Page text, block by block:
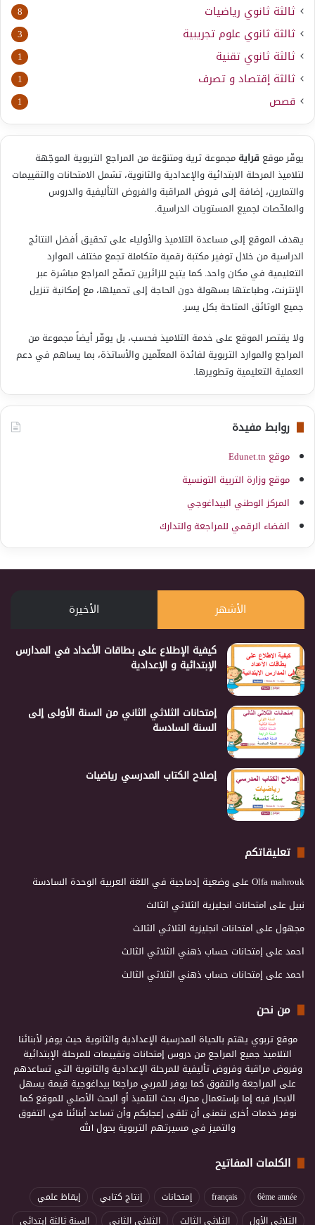
ثالثة ثانوي رياضيات 8
ثالثة ثانوي علوم تجريبية 3
ثالثة ثانوي تقنية 1
ثالثة إقتصاد و تصرف 1
قصص 1
يوفّر موقع قرايةمجموعة ثرية ومتنوّعة من المراجع التربوية الموجّهة
لتلاميذ المرحلة الابتدائية والإعدادية والثانوية، تشمل الامتحانات والتقييمات
والتمارين، إضافة إلى فروض المراقبة والفروض التأليفية والدروس
والملخّصات لجميع المستويات الدراسية.
يهدف الموقع إلى مساعدة التلاميذ والأولياء على تحقيق أفضل النتائج
الدراسية من خلال توفير مكتبة رقمية متكاملة تجمع مختلف الموارد
التعليمية في مكان واحد. كما يتيح للزائرين تصفّح المراجع مباشرة عبر
الإنترنت، وطباعتها بسهولة دون الحاجة إلى تحميلها، مع إمكانية تنزيل
جميع الوثائق المتاحة بكل يسر.
ولا يقتصر الموقع على خدمة التلاميذ فحسب، بل يوفّر أيضاً مجموعة من
المراجع والموارد التربوية لفائدة المعلّمين والأساتذة، بما يساهم في دعم
العملية التعليمية وتطويرها.
روابط مفيدة
موقع Edunet.tn
موقع وزارة التربية التونسية
المركز الوطني البيداغوجي
الفضاء الرقمي للمراجعة والتدارك
الأشهر الأخيرة
كيفية الإطلاع على بطاقات الأعداد في المدارس
الإبتدائية و الإعدادية
إمتحانات الثلاثي الثاني من السنة الأولى إلى
السنة السادسة
إصلاح الكتاب المدرسي رياضيات
تعليقاتكم
Olfa mahroukعلى وضعية إدماجية في اللغة العربية الوحدة السادسة
نبيلعلى امتحانات انجليزية الثلاثي الثالث
مجهولعلى امتحانات انجليزية الثلاثي الثالث
احمدعلى إمتحانات حساب ذهني الثلاثي الثالث
احمدعلى إمتحانات حساب ذهني الثلاثي الثالث
من نحن
موقع تربوي يهتم بالحياة المدرسية الإعدادية والثانوية حيث يوفر لأبنائنا
التلاميذ جميع المراجع من دروس إمتحانات وتقييمات للمرحلة الإبتدائية
وفروض مراقبة وفروض تأليفية للمرحلة الإعدادية والثانوية التي تساعدهم
على المراجعة والتفوق كما يوفر للمربي مراجعا بيداغوجية قيمة يسهل
الابحار فيه إما بإستعمال محرك بحث التلميذ أو البحث الأصلي للموقع كما
نوفر خدمات أخرى نتمنى أن تلقى إعجابكم وأن تساعد أبنائنا في التفوق
والتميز في مسيرتهم التربوية بحول الله
الكلمات المفاتيح
6ème année
français إمتحانات إنتاج كتابي
إيقاظ علمي
الثلاثي الأول
الثلاثي الثالث الثلاثي الثاني السنة ثالثة إبتدائي